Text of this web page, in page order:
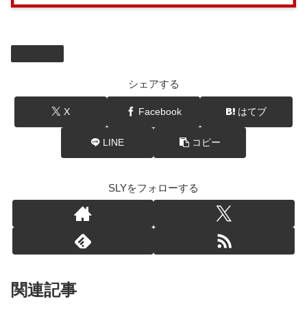
シェアする
X Facebook はてブ
LINE コピー
SLYをフォローする
関連記事